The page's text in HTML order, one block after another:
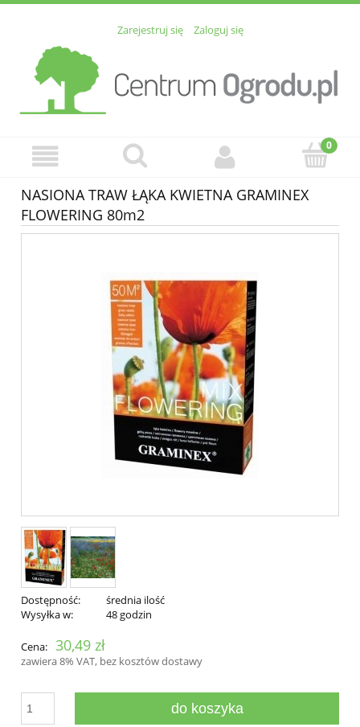
Zarejestruj się Zaloguj się
NASIONA TRAW ŁĄKA KWIETNA GRAMINEX
FLOWERING 80m2
Dostępność:
średnia ilość
Wysyłka w:
48 godzin
Cena: 30,49 zł
zawiera 8% VAT, bez kosztów dostawy
do koszyka